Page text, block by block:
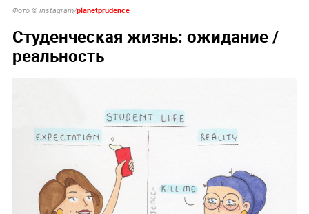
Фото © instagram/planetprudence
Студенческая жизнь: ожидание /
реальность